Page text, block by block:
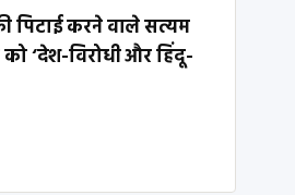
पिटाई करने वाले सत्यम
‘देश-विरोधी और हिंदू-